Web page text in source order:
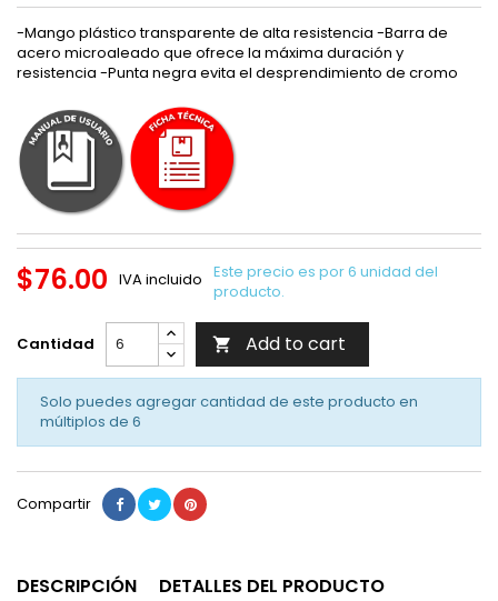
-Mango plástico transparente de alta resistencia -Barra de
acero microaleado que ofrece la máxima duración y
resistencia -Punta negra evita el desprendimiento de cromo
$76.00 IVA incluido Este precio es por 6 unidad del
producto.
Cantidad  Add to cart
Solo puedes agregar cantidad de este producto en
múltiplos de 6
Compartir
DESCRIPCIÓN DETALLES DEL PRODUCTO